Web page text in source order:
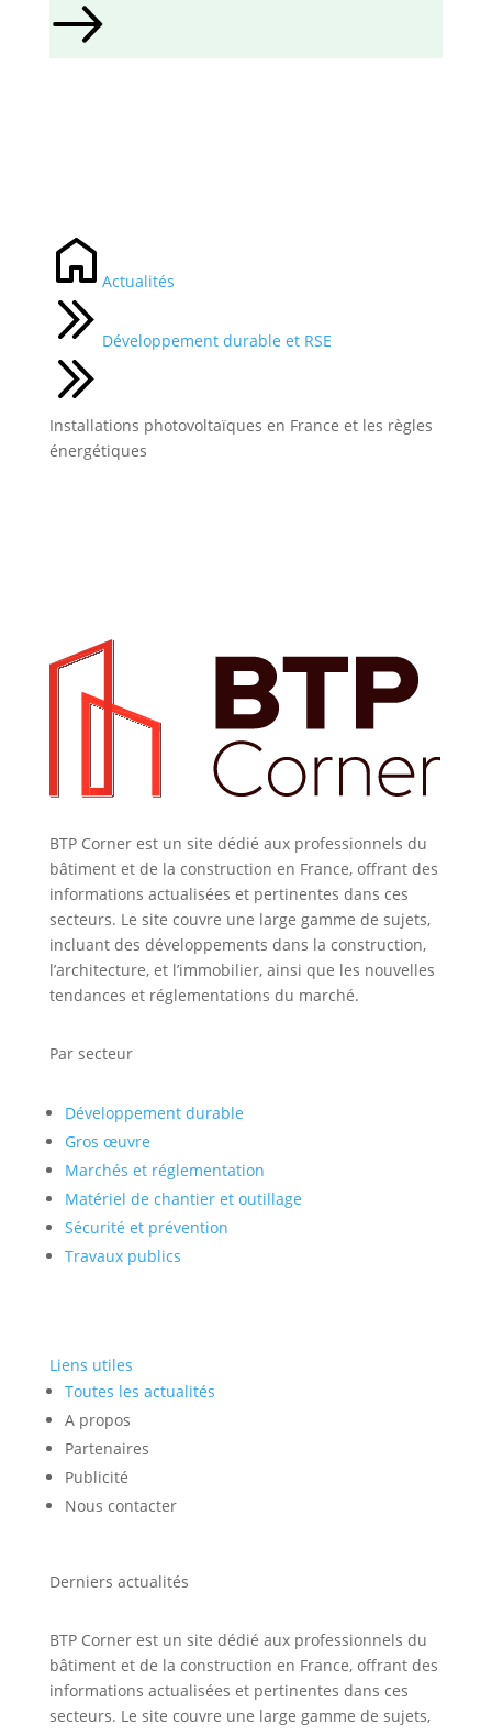
Actualités
Développement durable et RSE
Installations photovoltaïques en France et les règles
énergétiques
BTP Corner est un site dédié aux professionnels du
bâtiment et de la construction en France, offrant des
informations actualisées et pertinentes dans ces
secteurs. Le site couvre une large gamme de sujets,
incluant des développements dans la construction,
l’architecture, et l’immobilier, ainsi que les nouvelles
tendances et réglementations du marché.
Par secteur
Développement durable
Gros œuvre
Marchés et réglementation
Matériel de chantier et outillage
Sécurité et prévention
Travaux publics
Liens utiles
Toutes les actualités
A propos
Partenaires
Publicité
Nous contacter
Derniers actualités
BTP Corner est un site dédié aux professionnels du
bâtiment et de la construction en France, offrant des
informations actualisées et pertinentes dans ces
secteurs. Le site couvre une large gamme de sujets,